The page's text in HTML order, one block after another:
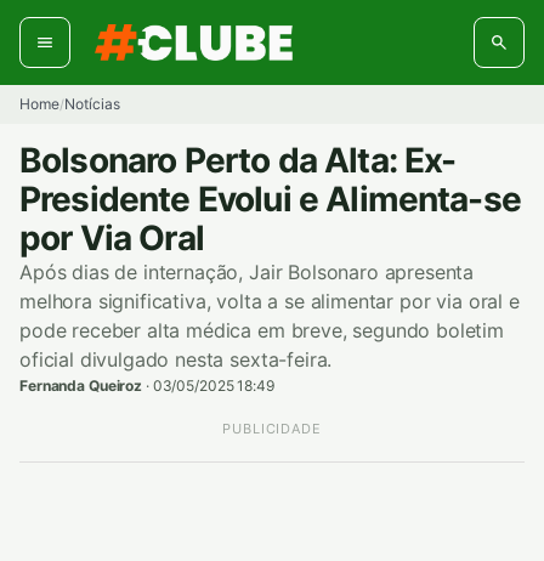
Pular
para
conteúdo
Home/Notícias
Bolsonaro Perto da Alta: Ex-
Presidente Evolui e Alimenta-se
por Via Oral
Após dias de internação, Jair Bolsonaro apresenta
melhora significativa, volta a se alimentar por via oral e
pode receber alta médica em breve, segundo boletim
oficial divulgado nesta sexta-feira.
Fernanda Queiroz · 03/05/2025 18:49
PUBLICIDADE